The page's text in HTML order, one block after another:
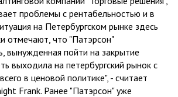
проблемы с рентабельностью и в
на Петербургском рынке здесь
отмечают, что "Патэрсон"
вынужденная пойти на закрытие
выходила на петербургский рынок с
в ценовой политике", - считает
Frank. Ранее "Патэрсон" уже